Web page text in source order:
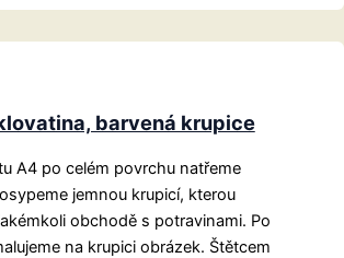
barvená krupice
A4 po celém povrchu natřeme
jemnou krupicí, kterou
obchodě s potravinami. Po
na krupici obrázek. Štětcem